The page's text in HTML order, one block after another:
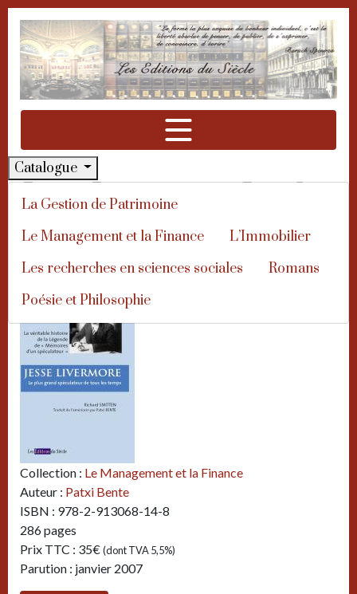
Aller à la navigation
Aller au contenu
Catalogue
La Gestion de Patrimoine
Le Management et la Finance
L’Immobilier
Les recherches en sciences sociales
Romans
Poésie et Philosophie
Jesse Livermore - Le plus
grand spéculateur de
tous les temps
Collection : Le Management et la Finance
Auteur : Patxi Bente
ISBN : 978-2-913068-14-8
286 pages
Prix TTC : 35€ (dont TVA 5,5%)
Parution : janvier 2007